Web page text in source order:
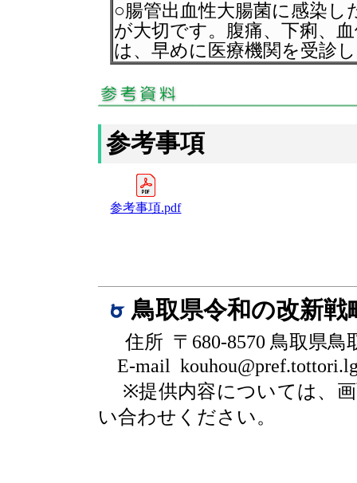
○腸管出血性大腸菌に感染
が大切です。腹痛、下痢、
は、早めに医療機関を受診
参考事項
参考事項.pdf
鳥取県令和の改新
住所 〒680-8570 鳥取県鳥
E-mail
※提供内容については、
い合わせください。